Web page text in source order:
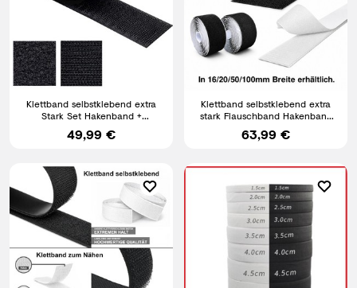
Klettband selbstklebend extra
Stark Set Hakenband +
Flauschband Klettverschluss
49,99 €
Klettband selbstklebend extra
stark Flauschband Hakenband
Klett Breit mit Kleber
63,99 €